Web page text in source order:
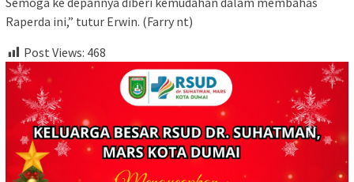
Raperda ini,” tutur Erwin. (Farry nt)
Post Views: 468